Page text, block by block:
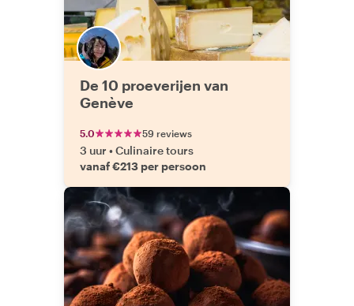
De 10 proeverijen van
Genève
5.0 59 reviews
3 uur •Culinaire tours
vanaf €213 per persoon